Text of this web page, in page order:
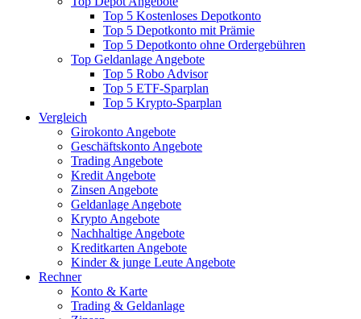
Top 5 Kostenloses Depotkonto
Top 5 Depotkonto mit Prämie
Top 5 Depotkonto ohne Ordergebühren
Top Geldanlage Angebote
Top 5 Robo Advisor
Top 5 ETF-Sparplan
Top 5 Krypto-Sparplan
Vergleich
Girokonto Angebote
Geschäftskonto Angebote
Trading Angebote
Kredit Angebote
Zinsen Angebote
Geldanlage Angebote
Krypto Angebote
Nachhaltige Angebote
Kreditkarten Angebote
Kinder & junge Leute Angebote
Rechner
Konto & Karte
Trading & Geldanlage